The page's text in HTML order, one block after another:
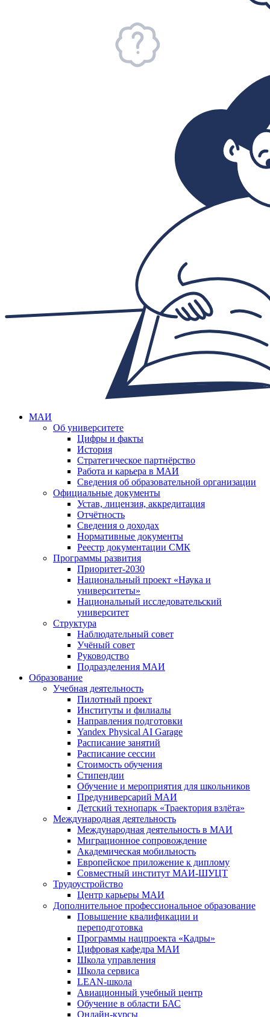
МАИ
Об университете
Цифры и факты
История
Стратегическое партнёрство
Работа и карьера в МАИ
Сведения об образовательной организации
Официальные документы
Устав, лицензия, аккредитация
Отчётность
Сведения о доходах
Нормативные документы
Реестр документации СМК
Программы развития
Приоритет-2030
Национальный проект «Наука и
университеты»
Национальный исследовательский
университет
Структура
Наблюдательный совет
Учёный совет
Руководство
Подразделения МАИ
Образование
Учебная деятельность
Пилотный проект
Институты и филиалы
Направления подготовки
Yandex Physical AI Garage
Расписание занятий
Расписание сессии
Стоимость обучения
Стипендии
Обучение и мероприятия для школьников
Предуниверсарий МАИ
Детский технопарк «Траектория взлёта»
Международная деятельность
Международная деятельность в МАИ
Миграционное сопровождение
Академическая мобильность
Европейское приложение к диплому
Совместный институт МАИ-ШУЦТ
Трудоустройство
Центр карьеры МАИ
Дополнительное профессиональное образование
Повышение квалификации и
переподготовка
Программы нацпроекта «Кадры»
Цифровая кафедра МАИ
Школа управления
Школа сервиса
LEAN-школа
Авиационный учебный центр
Обучение в области БАС
Онлайн-курсы